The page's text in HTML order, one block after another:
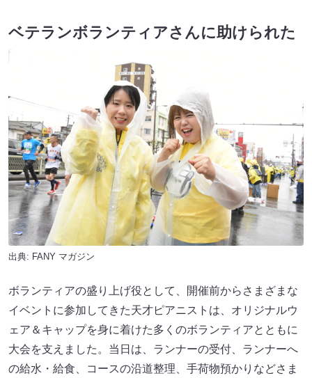
ベテランボランティアさんに助けられた
出典: FANY マガジン
ボランティアの盛り上げ役として、開催前からさまざまな
イベントに参加してきた天才ピアニストは、オリジナルウ
ェア＆キャップを身に着けた多くのボランティアとともに
大会を支えました。当日は、ランナーの受付、ランナーへ
の給水・給食、コースの沿道整理、手荷物預かりなどさま